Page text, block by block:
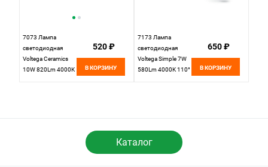
7073 Лампа
светодиодная
Voltega Ceramics
10W 820Lm 4000K
520 ₽
В КОРЗИНУ
7173 Лампа
светодиодная
Voltega Simple 7W
580Lm 4000K 110°
650 ₽
В КОРЗИНУ
Каталог